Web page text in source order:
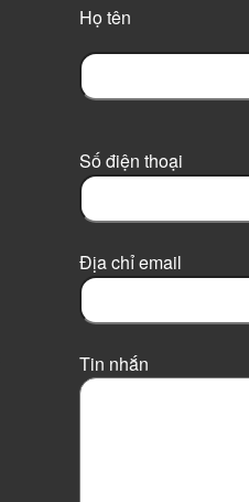
Họ tên
r
s
t
Số điện thoại
Địa chỉ email
Tin nhắn